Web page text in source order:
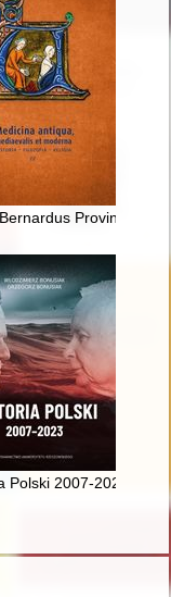
Wojska Polskiego
Provincialis
i ich
Polski 2007-2023
św. Ojca Pio i